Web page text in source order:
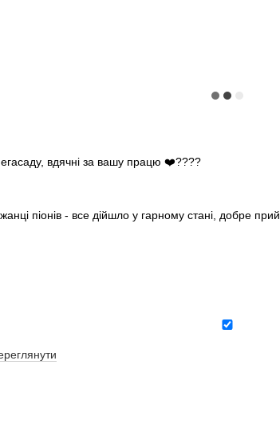
вдячні за вашу працю ❤️????
піонів - все дійшло у гарному стані, добре